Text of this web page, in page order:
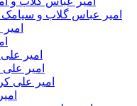
امیر عباس گلاب و
امیر
امیر علی
امیر علی